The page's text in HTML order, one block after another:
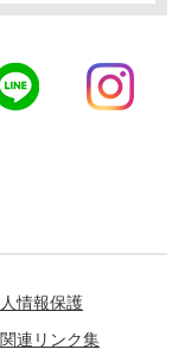
情報保護
連リンク集